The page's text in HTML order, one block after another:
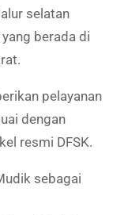
selatan
berada di
pelayanan
dengan
resmi DFSK.
sebagai